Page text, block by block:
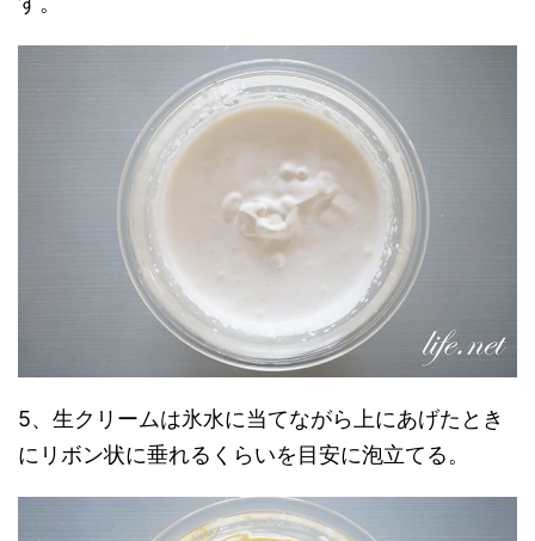
5、生クリームは氷水に当てながら上にあげたとき
にリボン状に垂れるくらいを目安に泡立てる。